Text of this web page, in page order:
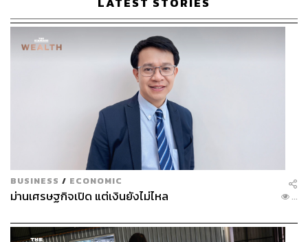
BUSINESS / ECONOMIC
ม่านเศรษฐกิจเปิด แต่เงินยังไม่ไหล ...